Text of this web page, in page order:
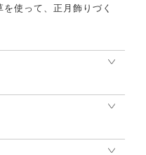
使って、正月飾りづく